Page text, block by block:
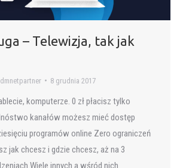
– Telewizja, tak jak
8 grudnia 2017
komputerze. 0 zł płacisz tylko
kanałów możesz mieć dostęp
programów online Zero ograniczeń
jak chcesz i gdzie chcesz, aż na 3
Wiele innych a wśród nich